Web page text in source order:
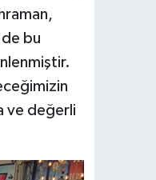
bu
ve değerli